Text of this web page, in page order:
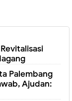
Palembang
Ajudan: